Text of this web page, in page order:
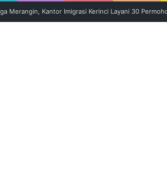
Pertanyakan Kasus Perusakan Ruko di Muaro Jambi